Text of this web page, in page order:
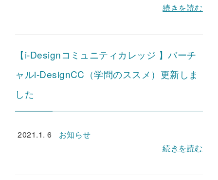
続きを読む
【i-Designコミュニティカレッジ 】バーチ
ャルi-DesignCC（学問のススメ）更新しま
した
2021.1. 6
お知らせ
続きを読む